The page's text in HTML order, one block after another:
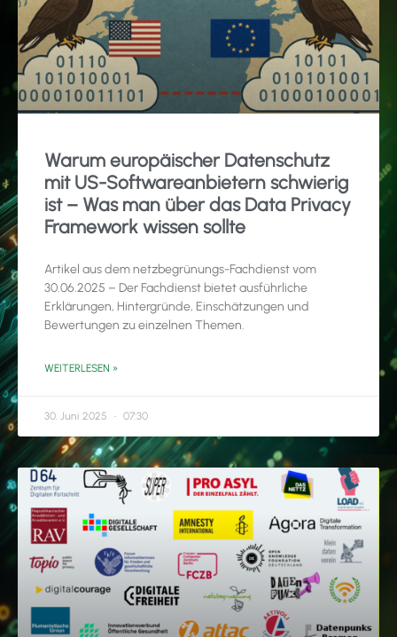
Warum europäischer Datenschutz
mit US-Softwareanbietern schwierig
ist – Was man über das Data Privacy
Framework wissen sollte
Artikel aus dem netzbegrünungs-Fachdienst vom
30.06.2025 – Der Fachdienst bietet ausführliche
Erklärungen, Hintergründe, Einschätzungen und
Bewertungen zu einzelnen Themen.
WEITERLESEN »
30. Juni 2025 07:30